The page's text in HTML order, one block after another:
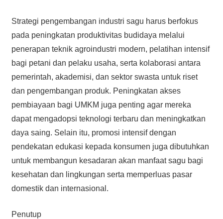
Strategi pengembangan industri sagu harus berfokus
pada peningkatan produktivitas budidaya melalui
penerapan teknik agroindustri modern, pelatihan intensif
bagi petani dan pelaku usaha, serta kolaborasi antara
pemerintah, akademisi, dan sektor swasta untuk riset
dan pengembangan produk. Peningkatan akses
pembiayaan bagi UMKM juga penting agar mereka
dapat mengadopsi teknologi terbaru dan meningkatkan
daya saing. Selain itu, promosi intensif dengan
pendekatan edukasi kepada konsumen juga dibutuhkan
untuk membangun kesadaran akan manfaat sagu bagi
kesehatan dan lingkungan serta memperluas pasar
domestik dan internasional.
Penutup